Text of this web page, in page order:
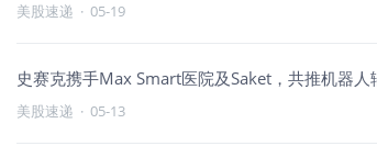
美股速递 · 05-19
史赛克携手Max Smart医院及Saket，共推机器
美股速递 · 05-13